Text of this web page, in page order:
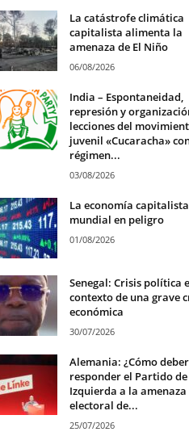
La catástrofe climática
capitalista alimenta la
amenaza de El Niño
06/08/2026
India – Espontaneidad,
represión y
lecciones del
juvenil «Cucaracha»
régimen...
03/08/2026
La economía capitalista
mundial en peligro
01/08/2026
Senegal: Crisis política
contexto de una grave
económica
30/07/2026
Alemania: ¿Cómo
responder el Partido
Izquierda a la amenaza
electoral de...
25/07/2026